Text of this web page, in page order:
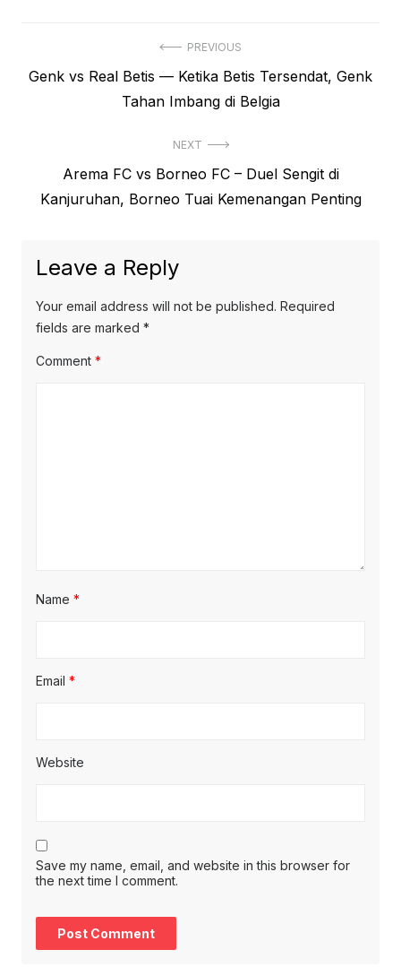
navigation
PREVIOUS
Previous
Genk vs Real Betis — Ketika Betis Tersendat, Genk
Tahan Imbang di Belgia
NEXT
post:
Arema FC vs Borneo FC – Duel Sengit di
Kanjuruhan, Borneo Tuai Kemenangan Penting
Leave a Reply
Your email address will not be published. Required
fields are marked *
Comment *
Name *
Email *
Website
Save my name, email, and website in this browser for
the next time I comment.